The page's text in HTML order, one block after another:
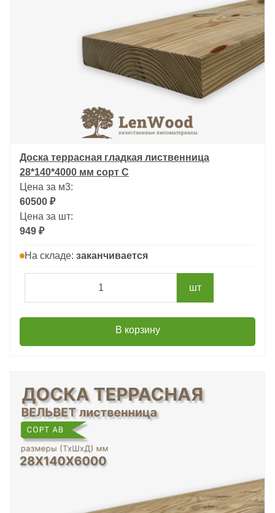
Доска террасная гладкая лиственница
28*140*4000 мм сорт С
Цена за м3:
60500 ₽
Цена за шт:
949 ₽
На складе: заканчивается
шт
В корзину